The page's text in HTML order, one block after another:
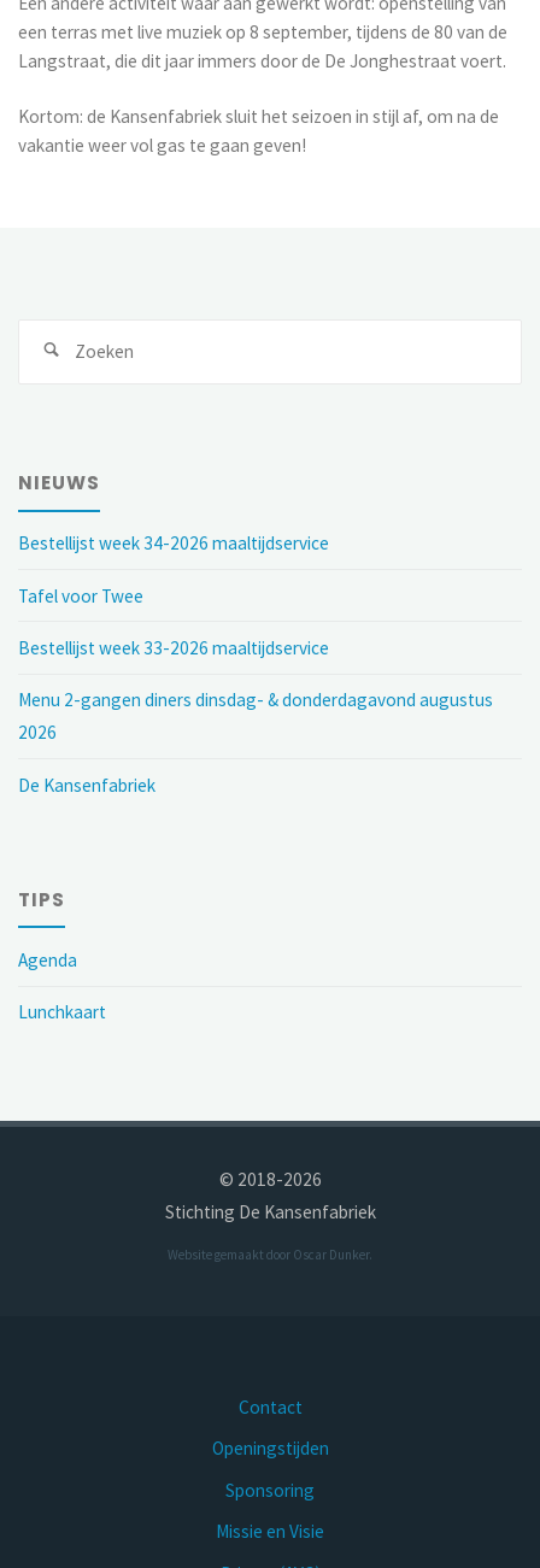
een terras met live muziek op 8 september, tijdens de 80 van de
Langstraat, die dit jaar immers door de De Jonghestraat voert.
Kortom: de Kansenfabriek sluit het seizoen in stijl af, om na de
vakantie weer vol gas te gaan geven!
NIEUWS
Bestellijst week 34-2026 maaltijdservice
Tafel voor Twee
Bestellijst week 33-2026 maaltijdservice
Menu 2-gangen diners dinsdag- & donderdagavond augustus
2026
De Kansenfabriek
TIPS
Agenda
Lunchkaart
© 2018-2026
Stichting De Kansenfabriek
Website gemaakt door Oscar Dunker.
Contact
Openingstijden
Sponsoring
Missie en Visie